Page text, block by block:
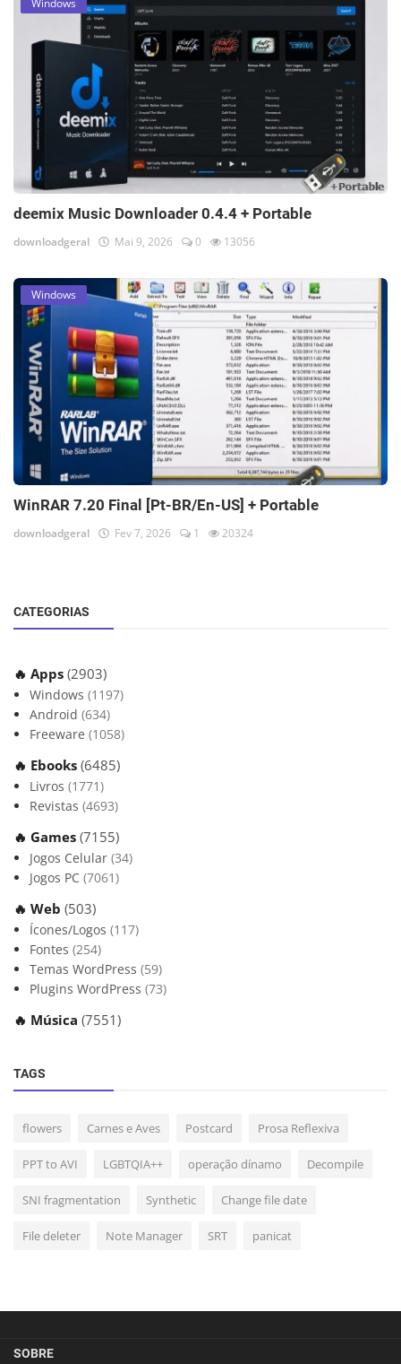
Windows
deemix Music Downloader 0.4.4 + Portable
downloadgeral Mai 9, 2026 0 13056
Windows
WinRAR 7.20 Final [Pt-BR/En-US] + Portable
downloadgeral Fev 7, 2026 1 20324
CATEGORIAS
🔥 Apps (2903)
Windows (1197)
Android (634)
Freeware (1058)
🔥 Ebooks (6485)
Livros (1771)
Revistas (4693)
🔥 Games (7155)
Jogos Celular (34)
Jogos PC (7061)
🔥 Web (503)
Ícones/Logos (117)
Fontes (254)
Temas WordPress (59)
Plugins WordPress (73)
🔥 Música (7551)
TAGS
flowers Carnes e Aves Postcard Prosa Reflexiva
PPT to AVI LGBTQIA++ operação dínamo Decompile
SNI fragmentation Synthetic Change file date
File deleter Note Manager SRT panicat
SOBRE